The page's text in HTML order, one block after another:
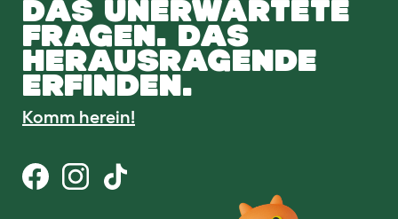
DAS UNERWARTETE
FRAGEN. DAS
HERAUSRAGENDE
ERFINDEN.
Komm herein!